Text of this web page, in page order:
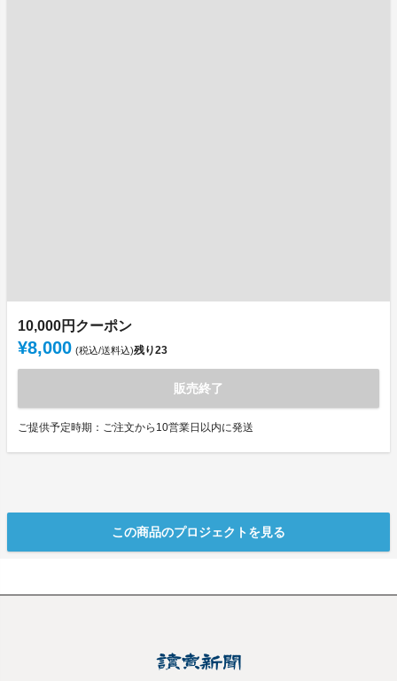
10,000円クーポン
¥8,000 (税込/送料込)残り23
販売終了
ご提供予定時期：ご注文から10営業日以内に発送
この商品のプロジェクトを見る